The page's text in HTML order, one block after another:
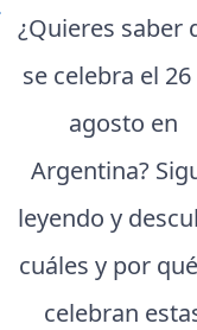
¿Quieres saber
se celebra el
agosto en
Argentina?
leyendo y
cuáles y por
celebran